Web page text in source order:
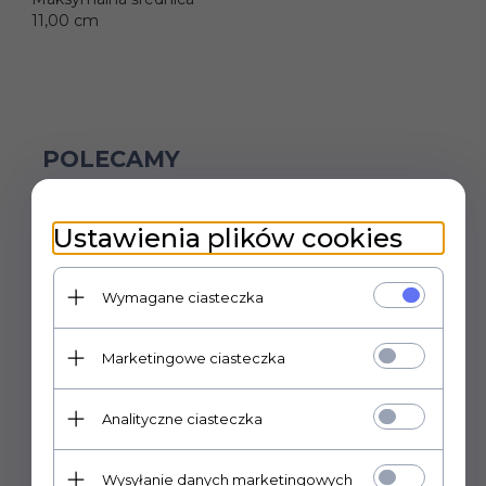
11,00 cm
POLECAMY
Ustawienia plików cookies
Wymagane ciasteczka
Marketingowe ciasteczka
Analityczne ciasteczka
Wysyłanie danych marketingowych